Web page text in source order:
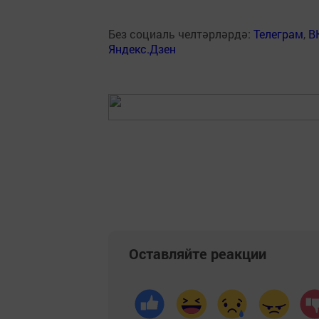
Без социаль челтәрләрдә: Телеграм,
Яндекс.Дзен
Оставляйте реакции